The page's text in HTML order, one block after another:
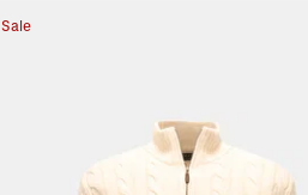
Sale